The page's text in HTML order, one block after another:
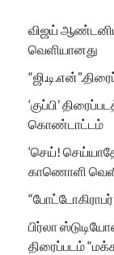
விஜய்
வெளியானது
‘குப்பி’
கொண்டாட்டம்
‘செய்!
காணொளி
பிர்லா
திரைப்படம்